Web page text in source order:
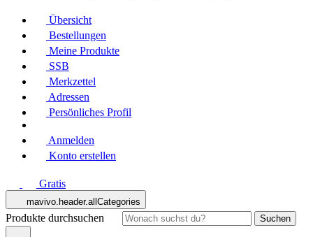
Übersicht
Bestellungen
Meine Produkte
SSB
Merkzettel
Adressen
Persönliches Profil
Anmelden
Konto erstellen
Gratis
mavivo.header.allCategories
Produkte durchsuchen Suchen